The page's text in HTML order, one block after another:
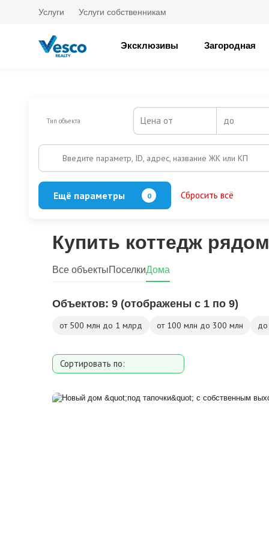
Услуги Услуги собственникам
Эксклюзивы Загородная
Тип объекта Цена от до
Введите параметр, ID, адрес, название ЖК или КП
Ещё параметры 0 Сбросить всё
Купить коттедж
Объектов: 9 (отображены с 1 по 9)
Все объектыПоселкиДома
от 500 млн до 1 млрд от 100 млн до 300 млн
Сортировать по:
Площади участка